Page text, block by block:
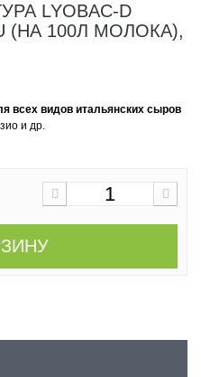
LYOBAC-D
(НА 100Л МОЛОКА),
всех видов итальянских сыров
и др.